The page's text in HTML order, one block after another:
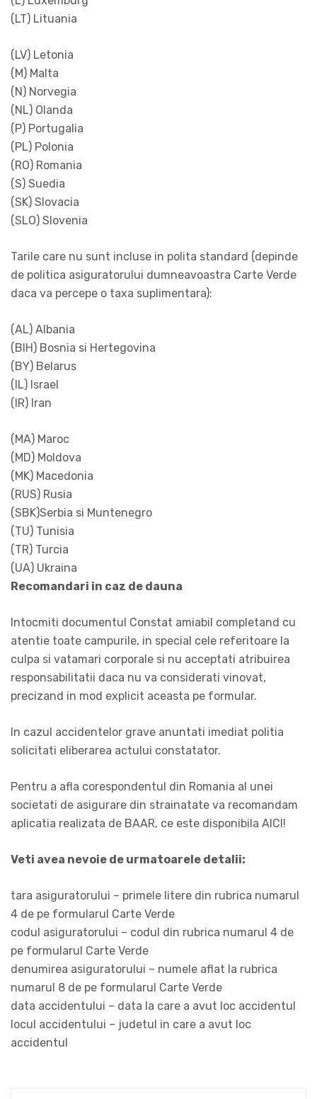
(LT) Lituania
(LV) Letonia
(M) Malta
(N) Norvegia
(NL) Olanda
(P) Portugalia
(PL) Polonia
(RO) Romania
(S) Suedia
(SK) Slovacia
(SLO) Slovenia
Tarile care nu sunt incluse in polita standard (depinde
de politica asiguratorului dumneavoastra Carte Verde
daca va percepe o taxa suplimentara):
(AL) Albania
(BIH) Bosnia si Hertegovina
(BY) Belarus
(IL) Israel
(IR) Iran
(MA) Maroc
(MD) Moldova
(MK) Macedonia
(RUS) Rusia
(SBK)Serbia si Muntenegro
(TU) Tunisia
(TR) Turcia
(UA) Ukraina
Recomandari in caz de dauna
Intocmiti documentul Constat amiabil completand cu
atentie toate campurile, in special cele referitoare la
culpa si vatamari corporale si nu acceptati atribuirea
responsabilitatii daca nu va considerati vinovat,
precizand in mod explicit aceasta pe formular.
In cazul accidentelor grave anuntati imediat politia
solicitati eliberarea actului constatator.
Pentru a afla corespondentul din Romania al unei
societati de asigurare din strainatate va recomandam
aplicatia realizata de BAAR, ce este disponibila AICI!
Veti avea nevoie de urmatoarele detalii:
tara asiguratorului – primele litere din rubrica numarul
4 de pe formularul Carte Verde
codul asiguratorului – codul din rubrica numarul 4 de
pe formularul Carte Verde
denumirea asiguratorului – numele aflat la rubrica
numarul 8 de pe formularul Carte Verde
data accidentului – data la care a avut loc accidentul
locul accidentului – judetul in care a avut loc
accidentul